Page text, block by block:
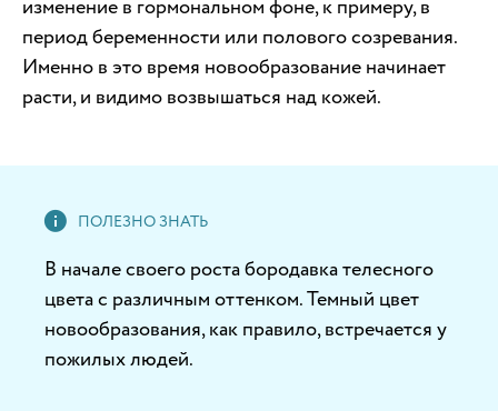
изменение в гормональном фоне, к примеру, в
период беременности или полового созревания.
Именно в это время новообразование начинает
расти, и видимо возвышаться над кожей.
В начале своего роста бородавка телесного
цвета с различным оттенком. Темный цвет
новообразования, как правило, встречается у
пожилых людей.